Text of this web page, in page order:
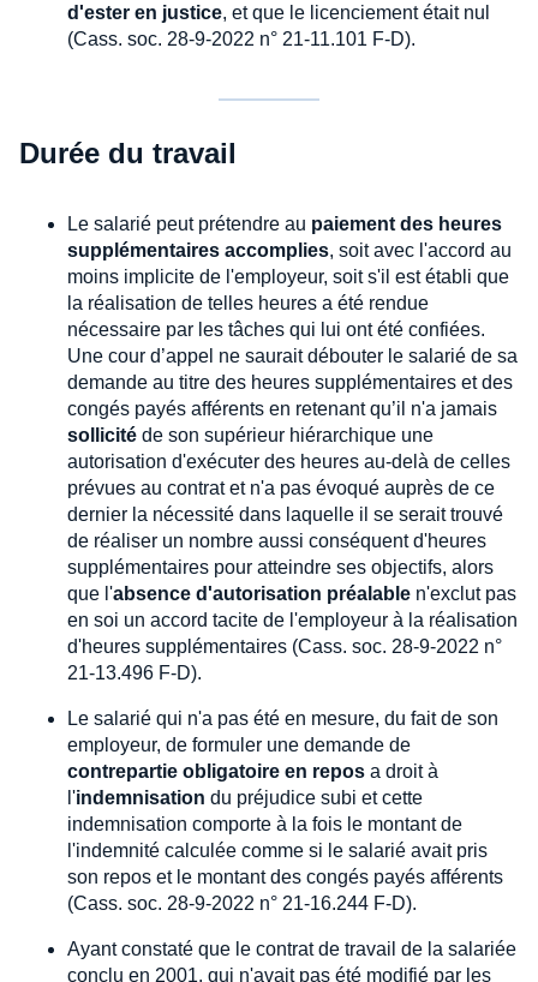
d'ester en justice, et que le licenciement était nul
(Cass. soc. 28-9-2022 n° 21-11.101 F-D).
Durée du travail
Le salarié peut prétendre au paiement des heures
supplémentaires accomplies, soit avec l'accord au
moins implicite de l'employeur, soit s'il est établi que
la réalisation de telles heures a été rendue
nécessaire par les tâches qui lui ont été confiées.
Une cour d’appel ne saurait débouter le salarié de sa
demande au titre des heures supplémentaires et des
congés payés afférents en retenant qu’il n'a jamais
sollicité de son supérieur hiérarchique une
autorisation d'exécuter des heures au-delà de celles
prévues au contrat et n'a pas évoqué auprès de ce
dernier la nécessité dans laquelle il se serait trouvé
de réaliser un nombre aussi conséquent d'heures
supplémentaires pour atteindre ses objectifs, alors
que l'absence d'autorisation préalable n'exclut pas
en soi un accord tacite de l'employeur à la réalisation
d'heures supplémentaires (Cass. soc. 28-9-2022 n°
21-13.496 F-D).
Le salarié qui n'a pas été en mesure, du fait de son
employeur, de formuler une demande de
contrepartie obligatoire en repos a droit à
l'indemnisation du préjudice subi et cette
indemnisation comporte à la fois le montant de
l'indemnité calculée comme si le salarié avait pris
son repos et le montant des congés payés afférents
(Cass. soc. 28-9-2022 n° 21-16.244 F-D).
Ayant constaté que le contrat de travail de la salariée
conclu en 2001, qui n'avait pas été modifié par les